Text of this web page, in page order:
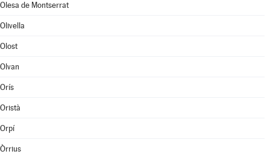
Olesa de Montserrat
Olivella
Olost
Olvan
Orís
Oristà
Orpí
Òrrius